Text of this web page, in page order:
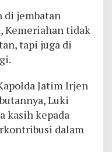
di jembatan
Kemeriahan tidak
tapi juga di
Jatim Irjen
Luki
kasih kepada
dalam